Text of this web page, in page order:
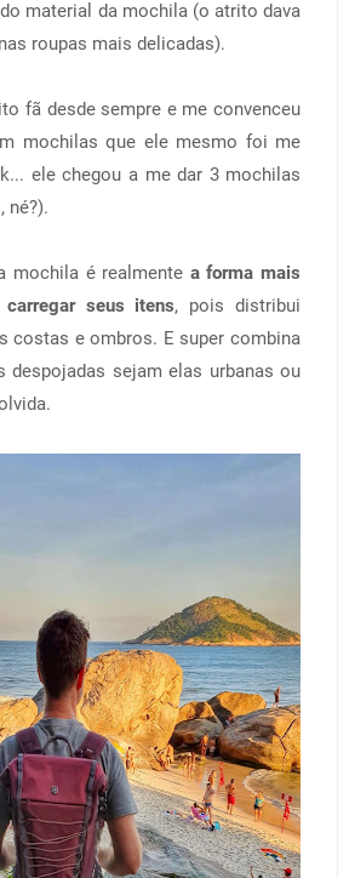
material da mochila (o atrito dava
roupas mais delicadas).
fã desde sempre e me convenceu
mochilas que ele mesmo foi me
ele chegou a me dar 3 mochilas
né?).
mochila é realmente a forma mais
seus itens, pois distribui
costas e ombros. E super combina
despojadas sejam elas urbanas ou